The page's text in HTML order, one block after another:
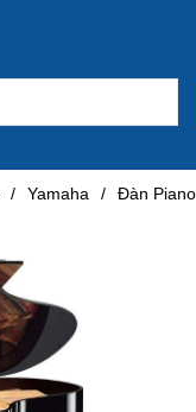
/ Yamaha / Đàn